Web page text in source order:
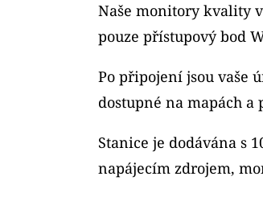
Naše monitory kvality
pouze přístupový bod
Po připojení jsou vaše
dostupné na mapách
Stanice je dodávána s
napájecím zdrojem,